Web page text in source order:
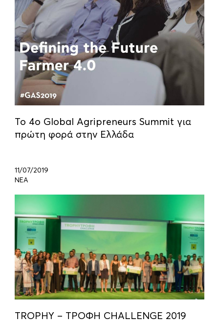
Το 4ο Global Agripreneurs Summit για
πρώτη φορά στην Ελλάδα
11/07/2019
ΝΕΑ
TROPHY – ΤΡΟΦΗ CHALLENGE 2019